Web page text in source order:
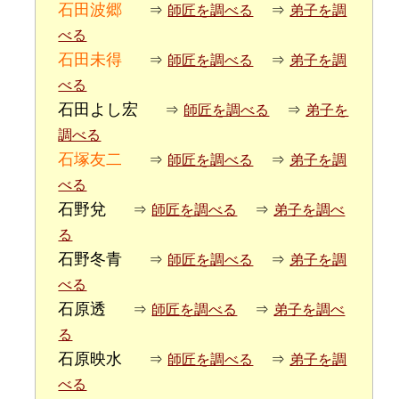
石田波郷 ⇒ 師匠を調べる ⇒ 弟子を調
べる
石田未得 ⇒ 師匠を調べる ⇒ 弟子を調
べる
石田よし宏 ⇒ 師匠を調べる ⇒ 弟子を
調べる
石塚友二 ⇒ 師匠を調べる ⇒ 弟子を調
べる
石野兌 ⇒ 師匠を調べる ⇒ 弟子を調べ
る
石野冬青 ⇒ 師匠を調べる ⇒ 弟子を調
べる
石原透 ⇒ 師匠を調べる ⇒ 弟子を調べ
る
石原映水 ⇒ 師匠を調べる ⇒ 弟子を調
べる